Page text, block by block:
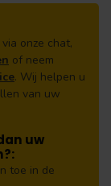
onze chat,
of neem
. Wij helpen u
van uw
uw
toe in de